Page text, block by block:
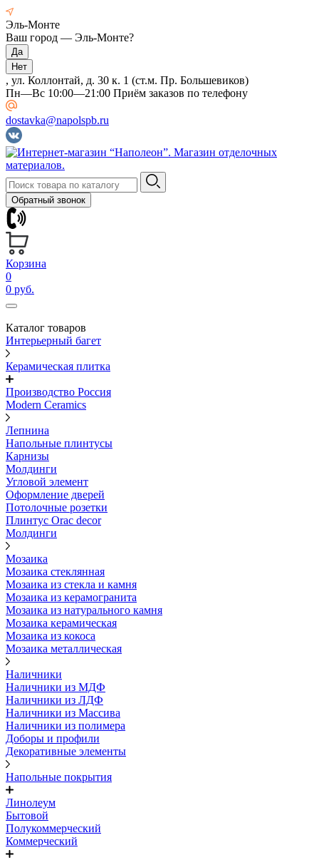
Эль-Монте
Ваш город — Эль-Монте?
, ул. Коллонтай, д. 30 к. 1 (ст.м. Пр. Большевиков)
Пн—Вс 10:00—21:00 Приём заказов по телефону
dostavka@napolspb.ru
Обратный звонок
Корзина
0
0 руб.
Каталог товаров
Интерьерный багет
Керамическая плитка
Производство Россия
Modern Ceramics
Лепнина
Напольные плинтусы
Карнизы
Молдинги
Угловой элемент
Оформление дверей
Потолочные розетки
Плинтус Orac decor
Молдинги
Мозаика
Мозаика стеклянная
Мозаика из стекла и камня
Мозаика из керамогранита
Мозаика из натурального камня
Мозаика керамическая
Мозаика из кокоса
Мозаика металлическая
Наличники
Наличники из МДФ
Наличники из ЛДФ
Наличники из Массива
Наличники из полимера
Доборы и профили
Декоративные элементы
Напольные покрытия
Линолеум
Бытовой
Полукоммерческий
Коммерческий